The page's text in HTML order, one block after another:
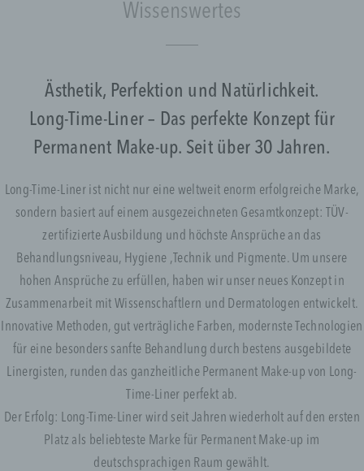
Wissenswertes
Ästhetik, Perfektion und Natürlichkeit.
Long-Time-Liner – Das perfekte Konzept für
Permanent Make-up. Seit über 30 Jahren.
Long-Time-Liner ist nicht nur eine weltweit enorm erfolgreiche Marke,
sondern basiert auf einem ausgezeichneten Gesamtkonzept: TÜV-
zertifizierte Ausbildung und höchste Ansprüche an das
Behandlungsniveau, Hygiene ,Technik und Pigmente. Um unsere
hohen Ansprüche zu erfüllen, haben wir unser neues Konzept in
Zusammenarbeit mit Wissenschaftlern und Dermatologen entwickelt.
Innovative Methoden, gut verträgliche Farben, modernste Technologien
für eine besonders sanfte Behandlung durch bestens ausgebildete
Linergisten, runden das ganzheitliche Permanent Make-up von Long-
Time-Liner perfekt ab.
Der Erfolg: Long-Time-Liner wird seit Jahren wiederholt auf den ersten
Platz als beliebteste Marke für Permanent Make-up im
deutschsprachigen Raum gewählt.